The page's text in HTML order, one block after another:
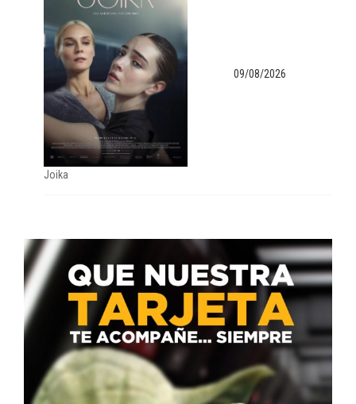
Joika
09/08/2026